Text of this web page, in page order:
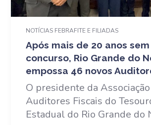
NOTÍCIAS FEBRAFITE E FILIADAS
Após mais de 20 anos sem
concurso, Rio Grande do
empossa 46 novos
O presidente da
Auditores Fiscais do
Estadual do Rio Grande do